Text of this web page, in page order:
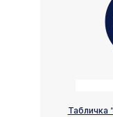
Табличка